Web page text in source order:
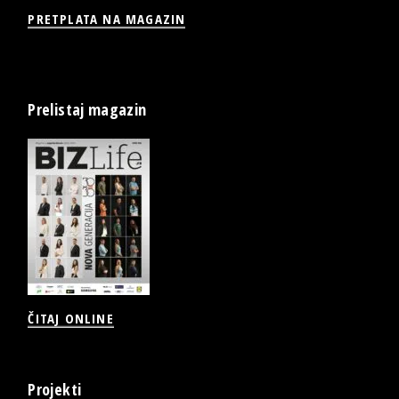
PRETPLATA NA MAGAZIN
Prelistaj magazin
ČITAJ ONLINE
Projekti